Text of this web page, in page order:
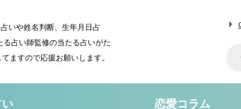
いや姓名判断、生年月日占
占い師監修の当たる占いがた
ますので応援お願いします。
恋愛コラム